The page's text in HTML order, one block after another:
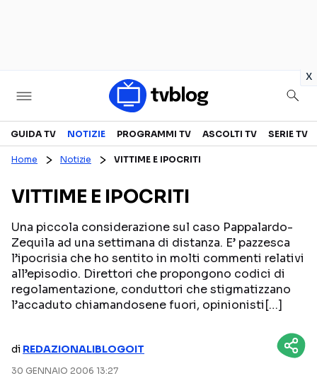
x
Televisione
CANALI TV
PROGRAMMI TV
PERSONAGGI TV
SERIE TV
REALITY SHOW
FICTION
Streaming
AMAZON PRIME VIDEO
GUIDA TV NOTIZIE PROGRAMMI TV ASCOLTI TV SERIE TV
Home Notizie VITTIME E IPOCRITI
VITTIME E IPOCRITI
Una piccola considerazione sul caso Pappalardo-
Zequila ad una settimana di distanza. E’ pazzesca
l’ipocrisia che ho sentito in molti commenti relativi
all’episodio. Direttori che propongono codici di
regolamentazione, conduttori che stigmatizzano
l’accaduto chiamandosene fuori, opinionisti[…]
di REDAZIONALIBLOGOIT
30 GENNAIO 2006 13:27